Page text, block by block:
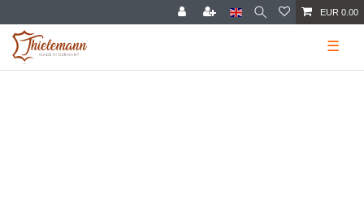
EUR 0.00
☰